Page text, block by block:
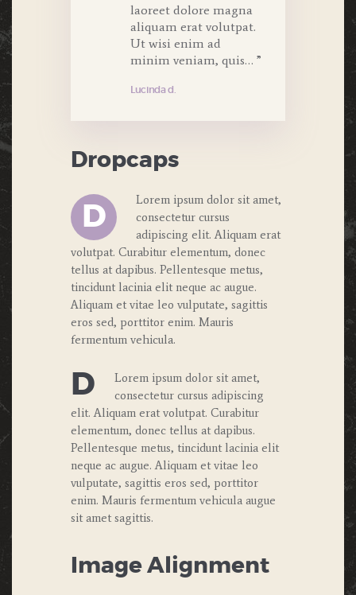
laoreet dolore magna
aliquam erat volutpat.
Ut wisi enim ad
minim veniam, quis… ”
Lucinda d.
Dropcaps
D
Lorem ipsum dolor sit amet,
consectetur cursus
adipiscing elit. Aliquam erat
volutpat. Curabitur elementum, donec
tellus at dapibus. Pellentesque metus,
tincidunt lacinia elit neque ac augue.
Aliquam et vitae leo vulputate, sagittis
eros sed, porttitor enim. Mauris
fermentum vehicula.
D
Lorem ipsum dolor sit amet,
consectetur cursus adipiscing
elit. Aliquam erat volutpat. Curabitur
elementum, donec tellus at dapibus.
Pellentesque metus, tincidunt lacinia elit
neque ac augue. Aliquam et vitae leo
vulputate, sagittis eros sed, porttitor
enim. Mauris fermentum vehicula augue
sit amet sagittis.
Image Alignment